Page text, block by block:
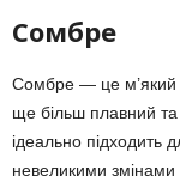
Сомбре
Сомбре — це м’який
ще більш плавний
ідеально підходить
невеликими